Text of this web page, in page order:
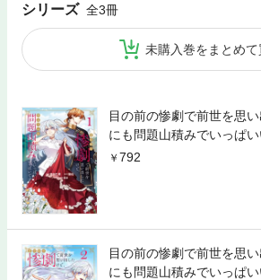
シリーズ 全3冊
未購入巻をまとめて
目の前の惨劇で前世を思
にも問題山積みでいっぱ
792
目の前の惨劇で前世を思
にも問題山積みでいっぱ